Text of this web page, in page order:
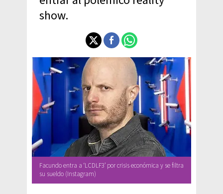
show.
Facundo entra a ‘LCDLF3’ por crisis económica y se filtra
su sueldo (Instagram)